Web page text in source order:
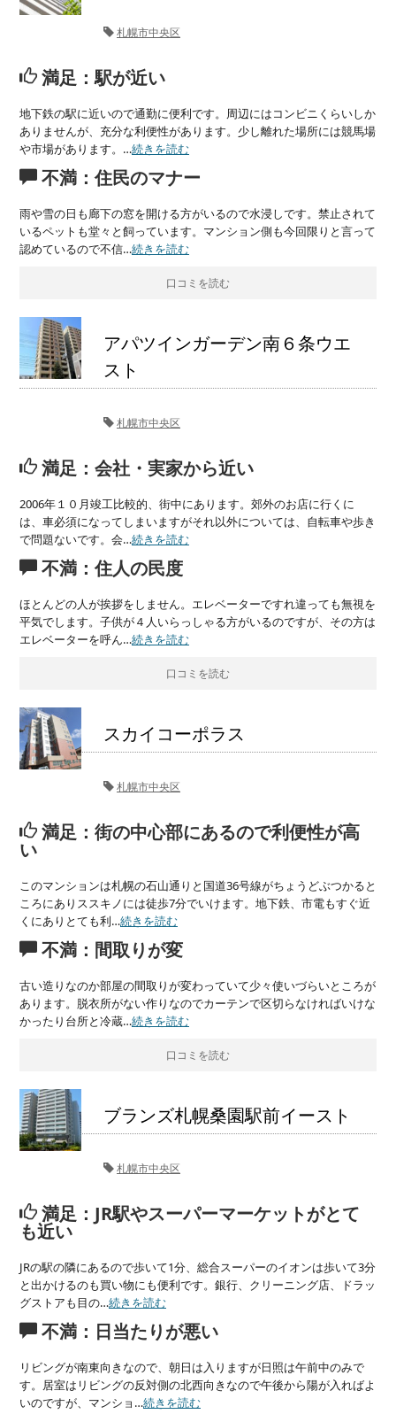
札幌市中央区
満足：駅が近い
地下鉄の駅に近いので通勤に便利です。周辺にはコンビニくらいしか
ありませんが、充分な利便性があります。少し離れた場所には競馬場
や市場があります。…続きを読む
不満：住民のマナー
雨や雪の日も廊下の窓を開ける方がいるので水浸しです。禁止されて
いるペットも堂々と飼っています。マンション側も今回限りと言って
認めているので不信…続きを読む
口コミを読む
アパツインガーデン南６条ウエ
スト
札幌市中央区
満足：会社・実家から近い
2006年１０月竣工比較的、街中にあります。郊外のお店に行くに
は、車必須になってしまいますがそれ以外については、自転車や歩き
で問題ないです。会…続きを読む
不満：住人の民度
ほとんどの人が挨拶をしません。エレベーターですれ違っても無視を
平気でします。子供が４人いらっしゃる方がいるのですが、その方は
エレベーターを呼ん…続きを読む
口コミを読む
スカイコーポラス
札幌市中央区
満足：街の中心部にあるので利便性が高
い
このマンションは札幌の石山通りと国道36号線がちょうどぶつかると
ころにありススキノには徒歩7分でいけます。地下鉄、市電もすぐ近
くにありとても利…続きを読む
不満：間取りが変
古い造りなのか部屋の間取りが変わっていて少々使いづらいところが
あります。脱衣所がない作りなのでカーテンで区切らなければいけな
かったり台所と冷蔵…続きを読む
口コミを読む
ブランズ札幌桑園駅前イースト
札幌市中央区
満足：JR駅やスーパーマーケットがとて
も近い
JRの駅の隣にあるので歩いて1分、総合スーパーのイオンは歩いて3分
と出かけるのも買い物にも便利です。銀行、クリーニング店、ドラッ
グストアも目の…続きを読む
不満：日当たりが悪い
リビングが南東向きなので、朝日は入りますが日照は午前中のみで
す。居室はリビングの反対側の北西向きなので午後から陽が入ればよ
いのですが、マンショ…続きを読む